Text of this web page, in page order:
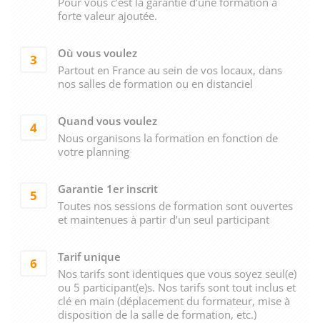
forte valeur ajoutée.
3
Où vous voulez
Partout en France au sein de vos locaux, dans
nos salles de formation ou en distanciel
4
Quand vous voulez
Nous organisons la formation en fonction de
votre planning
5
Garantie 1er inscrit
Toutes nos sessions de formation sont ouvertes
et maintenues à partir d’un seul participant
6
Tarif unique
Nos tarifs sont identiques que vous soyez seul(e)
ou 5 participant(e)s. Nos tarifs sont tout inclus et
clé en main (déplacement du formateur, mise à
disposition de la salle de formation, etc.)